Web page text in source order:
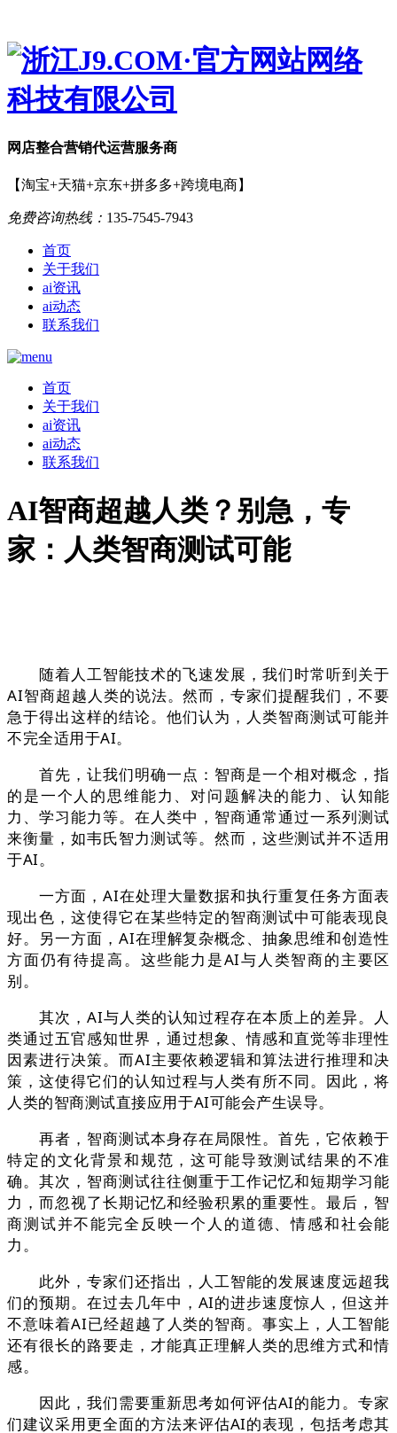
网店整合营销代运营服务商
【淘宝+天猫+京东+拼多多+跨境电商】
免费咨询热线： 135-7545-7943
首页
关于我们
ai资讯
ai动态
联系我们
首页
关于我们
ai资讯
ai动态
联系我们
AI智商超越人类？别急，专
家：人类智商测试可能
随着人工智能技术的飞速发展，我们时常听到关于
AI智商超越人类的说法。然而，专家们提醒我们，不要
急于得出这样的结论。他们认为，人类智商测试可能并
不完全适用于AI。
首先，让我们明确一点：智商是一个相对概念，指
的是一个人的思维能力、对问题解决的能力、认知能
力、学习能力等。在人类中，智商通常通过一系列测试
来衡量，如韦氏智力测试等。然而，这些测试并不适用
于AI。
一方面，AI在处理大量数据和执行重复任务方面表
现出色，这使得它在某些特定的智商测试中可能表现良
好。另一方面，AI在理解复杂概念、抽象思维和创造性
方面仍有待提高。这些能力是AI与人类智商的主要区
别。
其次，AI与人类的认知过程存在本质上的差异。人
类通过五官感知世界，通过想象、情感和直觉等非理性
因素进行决策。而AI主要依赖逻辑和算法进行推理和决
策，这使得它们的认知过程与人类有所不同。因此，将
人类的智商测试直接应用于AI可能会产生误导。
再者，智商测试本身存在局限性。首先，它依赖于
特定的文化背景和规范，这可能导致测试结果的不准
确。其次，智商测试往往侧重于工作记忆和短期学习能
力，而忽视了长期记忆和经验积累的重要性。最后，智
商测试并不能完全反映一个人的道德、情感和社会能
力。
此外，专家们还指出，人工智能的发展速度远超我
们的预期。在过去几年中，AI的进步速度惊人，但这并
不意味着AI已经超越了人类的智商。事实上，人工智能
还有很长的路要走，才能真正理解人类的思维方式和情
感。
因此，我们需要重新思考如何评估AI的能力。专家
们建议采用更全面的方法来评估AI的表现，包括考虑其